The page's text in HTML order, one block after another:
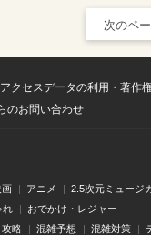
次のペ
アクセスデータの利用・著作
のお問い合わせ
画 アニメ 2.5次元ミュージ
れ おでかけ・レジャー
攻略 混雑予想 混雑対策